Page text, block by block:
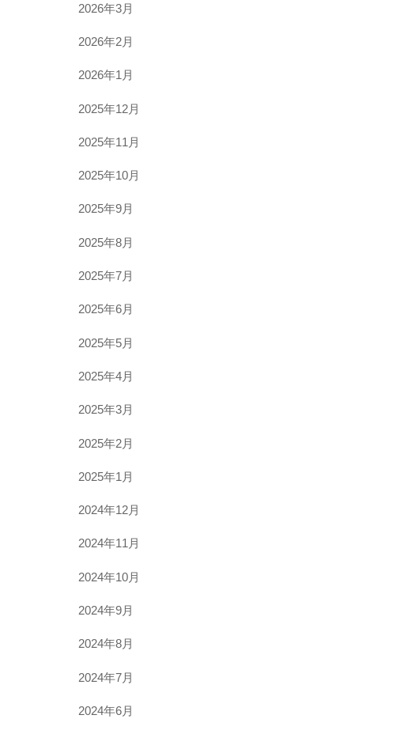
2026年3月
2026年2月
2026年1月
2025年12月
2025年11月
2025年10月
2025年9月
2025年8月
2025年7月
2025年6月
2025年5月
2025年4月
2025年3月
2025年2月
2025年1月
2024年12月
2024年11月
2024年10月
2024年9月
2024年8月
2024年7月
2024年6月